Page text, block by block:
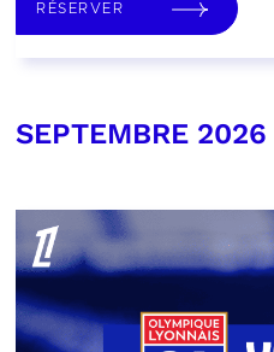
RÉSERVER
SEPTEMBRE 2026